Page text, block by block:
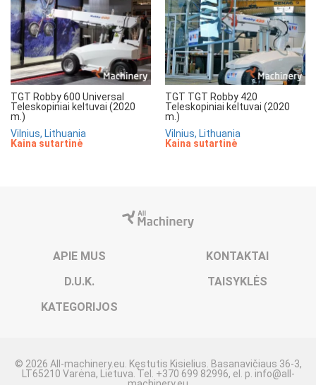
TGT Robby 600 Universal
Teleskopiniai keltuvai (2020
m.)
Vilnius, Lithuania
Kaina sutartinė
TGT TGT Robby 420
Teleskopiniai keltuvai (2020
m.)
Vilnius, Lithuania
Kaina sutartinė
APIE MUS
KONTAKTAI
D.U.K.
TAISYKLĖS
KATEGORIJOS
© 2026 All-machinery.eu. Kęstutis Kisielius. Basanavičiaus 36-3,
LT65210 Varėna, Lietuva. Tel. +370 699 82996, el. p. info@all-